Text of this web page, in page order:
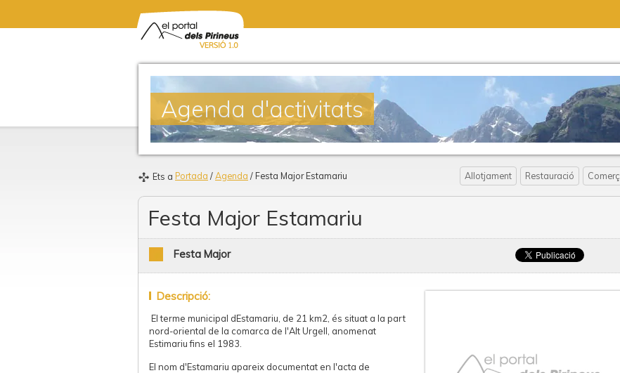
Agenda d'activitats
Ets a Portada / Agenda / Festa Major Estamariu Allotjament Restauració Comerç
Festa Major Estamariu
Festa Major
Descripció:
El terme municipal dEstamariu, de 21 km2, és situat a la part
nord-oriental de la comarca de l'Alt Urgell, anomenat
Estimariu fins el 1983.
El nom d'Estamariu apareix documentat en l'acta de